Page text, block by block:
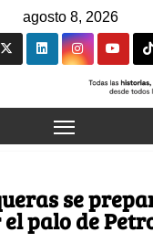
agosto 8, 2026
se
palo de